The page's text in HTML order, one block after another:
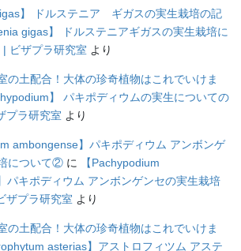
】 ドルステニア ギガスの実生栽培の記
gigas】 ドルステニアギガスの実生栽培に
ビザプラ研究室 より
の土配合！大体の珍奇植物はこれでいけま
】 パキポディウムの実生についての
プラ研究室 より
ambongense】パキポディウム アンボンゲ
について② に
【Pachypodium
パキポディウム アンボンゲンセの実生栽培
ザプラ研究室 より
の土配合！大体の珍奇植物はこれでいけま
asterias】アストロフィツム アステ